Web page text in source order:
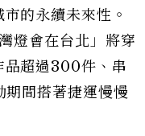
的永續未來性。
燈會在台北」將穿
品超過300件、串
期間搭著捷運慢慢